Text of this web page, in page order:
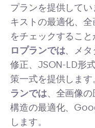
プランを提供してい
キストの最適化、
をチェックするこ
ロプランでは、メタ
修正、JSON-LD形
策一式を提供しま
ランでは、全画像
構造の最適化、
します。